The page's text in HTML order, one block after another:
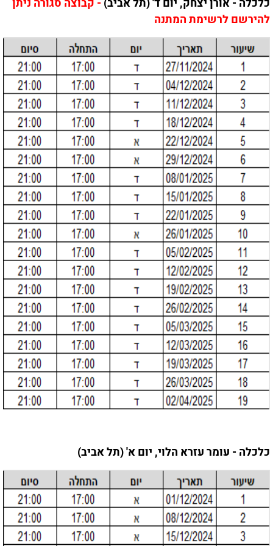
כלכלה - אורן יצחק, יום ד' (תל אביב)- קבוצה סגורה ניתן
להירשם לרשימת המתנה
כלכלה - עומר עזרא הלוי, יום א' (תל אביב)